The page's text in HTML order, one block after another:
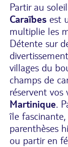
Partir au
Caraïbes est
multiplie les
Détente sur
villages du
champs de
réservent vos
Martinique.
île
parenthèses
ou partir en